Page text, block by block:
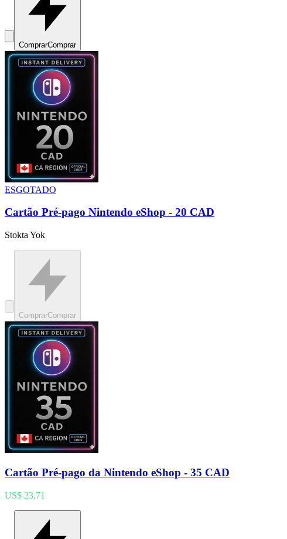
ComprarComprar
ESGOTADO
Cartão Pré-pago Nintendo eShop - 20 CAD
Stokta Yok
ComprarComprar
Cartão Pré-pago da Nintendo eShop - 35 CAD
US$ 23,71